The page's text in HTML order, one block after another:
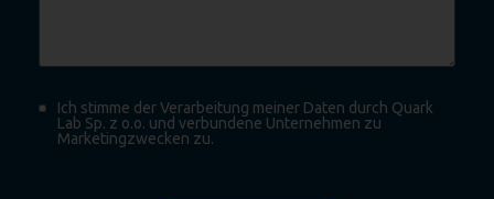
Ich stimme der Verarbeitung meiner Daten durch Quark
Lab Sp. z o.o. und verbundene Unternehmen zu
Marketingzwecken zu.